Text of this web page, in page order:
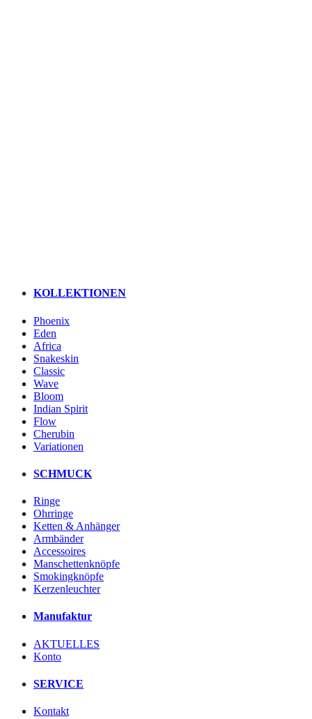
KOLLEKTIONEN
Phoenix
Eden
Africa
Snakeskin
Classic
Wave
Bloom
Indian Spirit
Flow
Cherubin
Variationen
SCHMUCK
Ringe
Ohrringe
Ketten & Anhänger
Armbänder
Accessoires
Manschettenknöpfe
Smokingknöpfe
Kerzenleuchter
Manufaktur
AKTUELLES
Konto
SERVICE
Kontakt